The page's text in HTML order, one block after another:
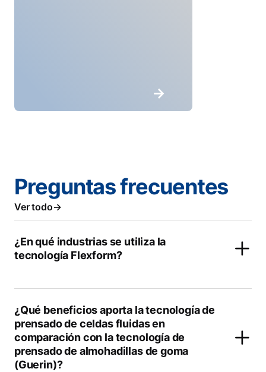
Preguntas frecuentes
Ver todo
¿En qué industrias se utiliza la
tecnología Flexform?
¿Qué beneficios aporta la tecnología de
prensado de celdas fluidas en
comparación con la tecnología de
prensado de almohadillas de goma
(Guerin)?